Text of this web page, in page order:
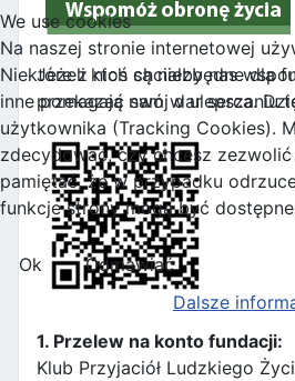
Jeżeli ktoś chciałby nas
przekazać swój dar serca.
1. Przelew na konto fundacji:
Klub Przyjaciół Ludzkiego
We use cookies
Na naszej stronie internetowej
Niektóre z nich są niezbędne dla
inne pomagają nam w ulepszaniu
użytkownika (Tracking Cookies).
zdecydować, czy chcesz
pamiętać, że w przypadku
funkcje strony mogą być
Ok
Odmawiać
Dalsze